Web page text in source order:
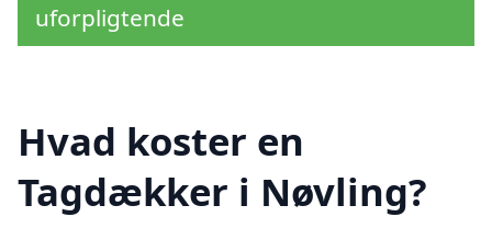
uforpligtende
Hvad koster en
Tagdækker i Nøvling?